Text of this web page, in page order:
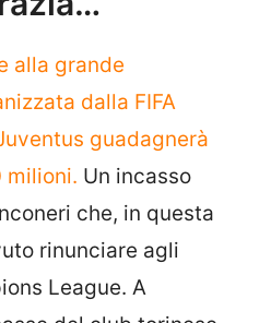
alla grande
dalla FIFA
guadagnerà
milioni. Un incasso
che, in questa
rinunciare agli
League. A